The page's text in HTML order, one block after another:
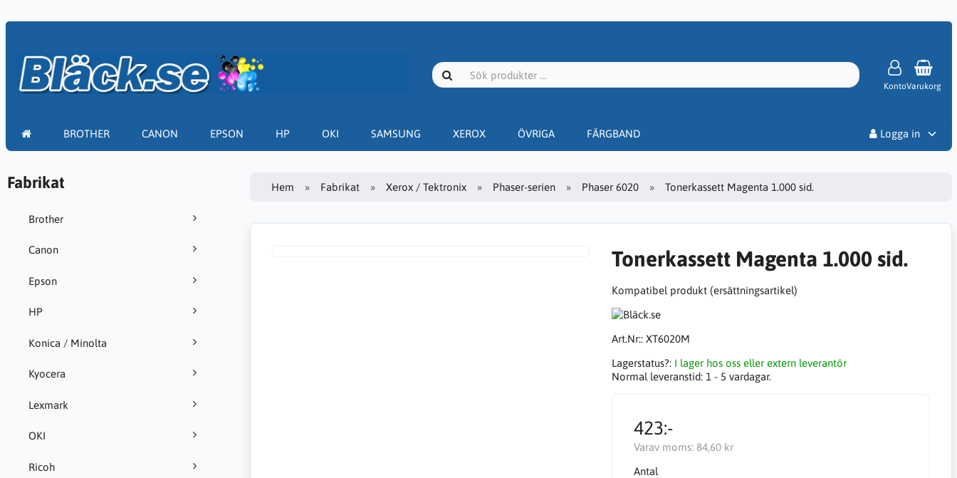
KontoVarukorg
BROTHER CANON EPSON HP OKI SAMSUNG XEROX ÖVRIGA FÄRGBAND
Logga in
Fabrikat
Brother
Canon
Epson
HP
Konica / Minolta
Kyocera
Lexmark
OKI
Ricoh
Hem Fabrikat Xerox / Tektronix Phaser-serien Phaser 6020 Tonerkassett Magenta 1.000 sid.
Tonerkassett Magenta 1.000 sid.
Kompatibel produkt (ersättningsartikel)
Art.Nr:: XT6020M
Lagerstatus?: I lager hos oss eller extern leverantör
Normal leveranstid: 1 - 5 vardagar.
423:-
Varav moms: 84,60 kr
Antal